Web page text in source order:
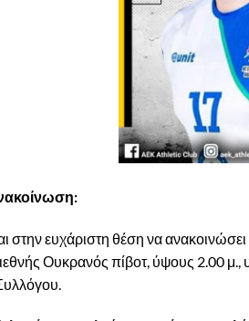
στην ευχάριστη θέση να
Ουκρανός πίβοτ, ύψους 2.00 μ.,